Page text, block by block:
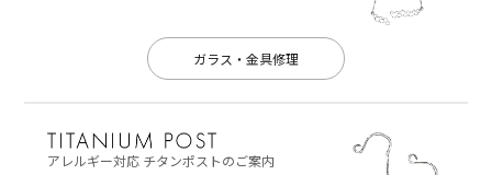
ガラス・金具修理
アレルギー対応チタンポストのご案内